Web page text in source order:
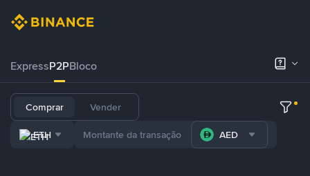
ExpressP2PBloco
Comprar Vender
ETH AED